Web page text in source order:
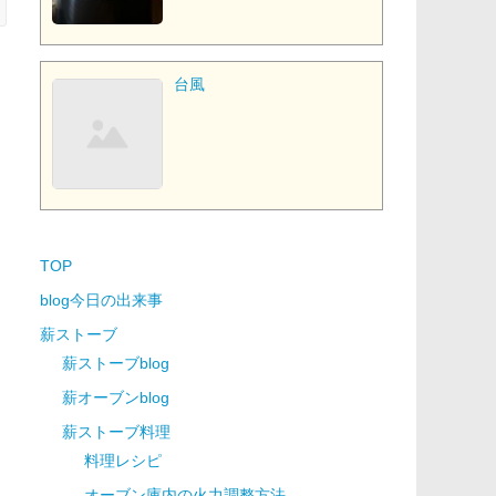
台風
TOP
blog今日の出来事
薪ストーブ
薪ストーブblog
薪オーブンblog
薪ストーブ料理
料理レシピ